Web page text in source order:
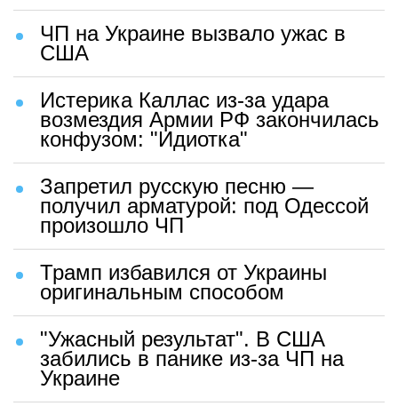
ЧП на Украине вызвало ужас в
США
Истерика Каллас из-за удара
возмездия Армии РФ закончилась
конфузом: "Идиотка"
Запретил русскую песню —
получил арматурой: под Одессой
произошло ЧП
Трамп избавился от Украины
оригинальным способом
"Ужасный результат". В США
забились в панике из-за ЧП на
Украине